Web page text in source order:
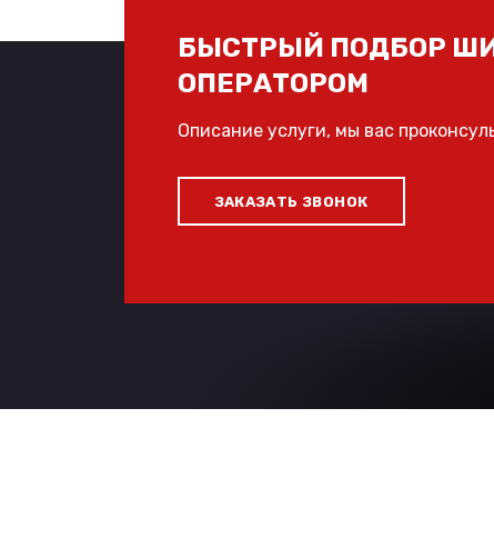
БЫСТРЫЙ ПОДБОР
ОПЕРАТОРОМ
Описание услуги, мы вас
ЗАКАЗАТЬ ЗВОНОК